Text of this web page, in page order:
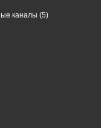
каналы (5)